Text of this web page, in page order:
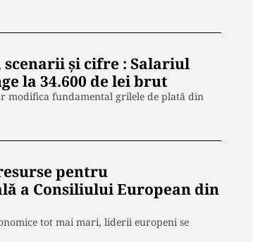
și cifre : Salariul
la 34.600 de lei brut
modifica fundamental grilele de plată din
pentru
a Consiliului European din
tot mai mari, liderii europeni se